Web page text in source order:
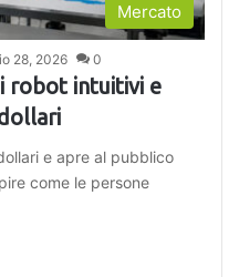
Mercato
28, 2026 0
robot intuitivi e
e apre al pubblico
come le persone